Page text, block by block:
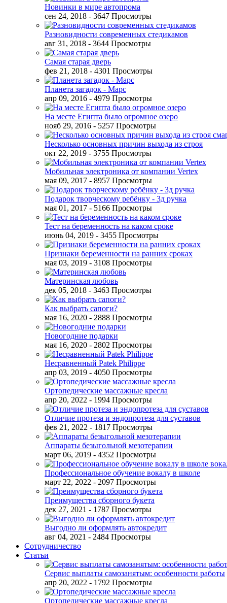
Новинки в мире автопрома
сен 24, 2018 - 3647 Просмотры
Разновидности современных стедикамов
авг 31, 2018 - 3644 Просмотры
Самая старая дверь
фев 21, 2018 - 4301 Просмотры
Планета загадок - Марс
апр 09, 2016 - 4979 Просмотры
На месте Египта было огромное озеро
нояб 29, 2016 - 5257 Просмотры
Несколько основных причин выхода из строя
окт 22, 2019 - 3755 Просмотры
Мобильная электроника от компании Vertex
мая 09, 2017 - 8957 Просмотры
Подарок творческому ребёнку - 3д ручка
мая 01, 2017 - 5166 Просмотры
Тест на беременность на каком сроке
июнь 04, 2019 - 3455 Просмотры
Признаки беременности на ранних сроках
мая 03, 2019 - 3108 Просмотры
Материнская любовь
дек 05, 2018 - 3463 Просмотры
Как выбрать сапоги?
мая 16, 2020 - 2888 Просмотры
Новогодние подарки
мая 16, 2020 - 2802 Просмотры
Несравненный Patek Philippe
апр 03, 2019 - 4050 Просмотры
Ортопедические массажные кресла
апр 20, 2022 - 1994 Просмотры
Отличие протеза и эндопротеза для суставов
фев 21, 2022 - 1817 Просмотры
Аппараты безыгольной мезотерапии
март 06, 2019 - 4352 Просмотры
Профессиональное обучение вокалу в школе
март 22, 2022 - 2097 Просмотры
Преимущества сборного букета
дек 27, 2021 - 1787 Просмотры
Выгодно ли оформлять автокредит
авг 04, 2021 - 2484 Просмотры
Сотрудничество
Статьи
Сервис выплаты самозанятым: особенности работы
апр 20, 2022 - 1792 Просмотры
Ортопедические массажные кресла